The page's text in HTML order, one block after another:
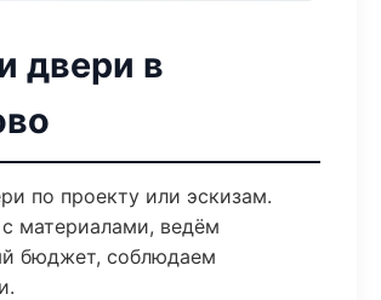
двери в
по проекту или эскизам.
материалами, ведём
бюджет, соблюдаем